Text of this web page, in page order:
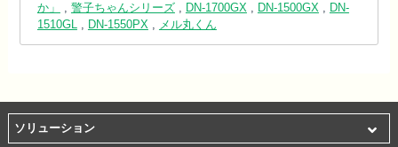
か」
, 警子ちゃんシリーズ, DN-1700GX, DN-1500GX, DN-
1510GL, DN-1550PX, メル丸くん
ソリューション